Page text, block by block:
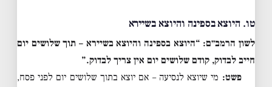
טו. היוצא בספינה והיוצא בשיירא
לשון הרמב״ם: “היוצא בספינה והיוצא בשיירא – תוך שלושים יום
חייב לבדוק, קודם שלושים יום אין צריך לבדוק.”
פשט: מי שיוצא לנסיעה – אם יוצא בתוך שלושים יום לפני פסח,